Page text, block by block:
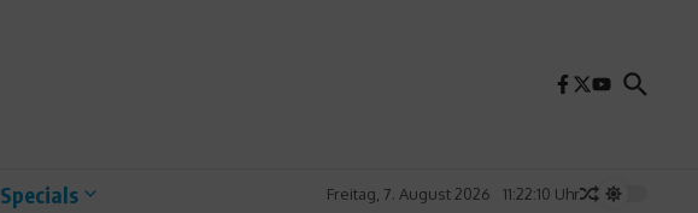
Specials Freitag, 7. August 2026 11:22:12 Uhr